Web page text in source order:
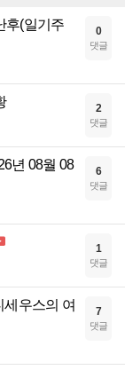
후(일기주
0
댓글
2
댓글
년 08월 08
6
댓글
1
댓글
세우스의 여
7
댓글